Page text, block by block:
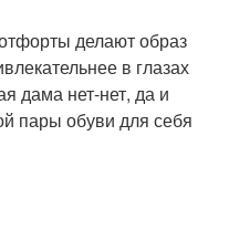
делают образ
в глазах
дама нет-нет, да и
пары обуви для себя